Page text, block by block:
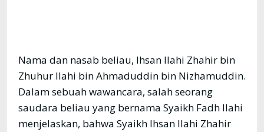
Nama dan nasab beliau, Ihsan Ilahi Zhahir bin
Zhuhur Ilahi bin Ahmaduddin bin Nizhamuddin.
Dalam sebuah wawancara, salah seorang
saudara beliau yang bernama Syaikh Fadh Ilahi
menjelaskan, bahwa Syaikh Ihsan Ilahi Zhahir